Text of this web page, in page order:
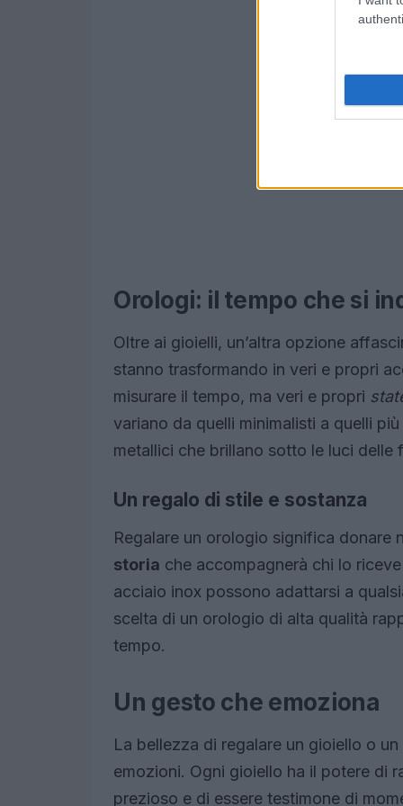
Orologi: il tempo che si
Oltre ai gioielli, un’altra opzione
stanno trasformando in veri e propri
misurare il tempo, ma veri e propri
variano da quelli minimalisti a quelli
metallici che brillano sotto le luci delle
Un regalo di stile e sostanza
Regalare un orologio significa donare
storia che accompagnerà chi lo
acciaio inox possono adattarsi a
scelta di un orologio di alta qualità
tempo.
Un gesto che emoziona
La bellezza di regalare un gioiello o
emozioni. Ogni gioiello ha il potere di
prezioso e di essere testimone di